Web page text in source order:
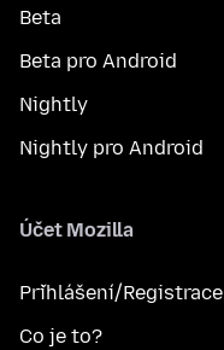
Beta
Beta pro Android
Nightly
Nightly pro Android
Účet Mozilla
Přihlášení/Registrace
Co je to?